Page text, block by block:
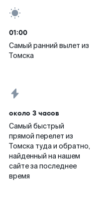
01:00
Самый ранний вылет из
Томска
около 3 часов
Самый быстрый
прямой перелет из
Томска туда и обратно,
найденный на нашем
сайте за последнее
время